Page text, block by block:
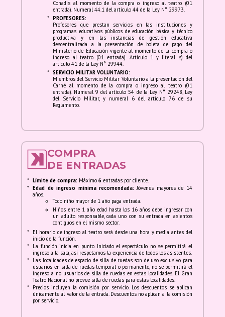
Conadis al momento de la compra o ingreso al teatro (01
entrada). Numeral 44.1 del artículo 44 de la Ley N° 29973.
* PROFESORES:
Profesores que prestan servicios en las instituciones y
programas educativos públicos de educación básica y técnico
productiva y en las instancias de gestión educativa
descentralizada a la presentación de boleta de pago del
Ministerio de Educación vigente al momento de la compra o
ingreso al teatro (01 entrada). Artículo 1 y literal s) del
artículo 41 de la Ley N° 29944.
* SERVICIO MILITAR VOLUNTARIO:
Miembros del Servicio Militar Voluntario a la presentación del
Carné al momento de la compra o ingreso al teatro (01
entrada). Numeral 9 del artículo 54 de la Ley N° 29248, Ley
del Servicio Militar, y numeral 6 del artículo 76 de su
Reglamento.
COMPRA
DE ENTRADAS
* Límite de compra: Máximo6 entradas por cliente.
* Edad de ingreso mínima recomendada: Jóvenes mayores de 14
años.
Todo niño mayor de 1 año paga entrada.
Niños entre 1 año edad hasta los 16 años debe ingresar con
un adulto responsable, cada uno con su entrada en asientos
contiguos en el mismo sector.
* El horario de ingreso al teatro será desde una hora y media antes del
inicio de la función.
* La función inicia en punto. Iniciado el espectáculo no se permitirá el
ingreso a la sala, así respetamos la experiencia de todos los asistentes.
* Las localidades de espacio de silla de ruedas son de uso exclusivo para
usuarios en silla de ruedas temporal o permanente, no se permitirá el
ingreso a no usuarios de silla de ruedas en estas localidades. El Gran
Teatro Nacional no provee silla de ruedas para estas localidades.
* Precios incluyen la comisión por servicio. Los descuentos se aplican
únicamente al valor de la entrada. Descuentos no aplican a la comisión
por servicio.